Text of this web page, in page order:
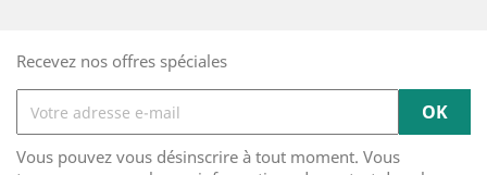
Recevez nos offres spéciales
Vous pouvez vous désinscrire à tout moment. Vous